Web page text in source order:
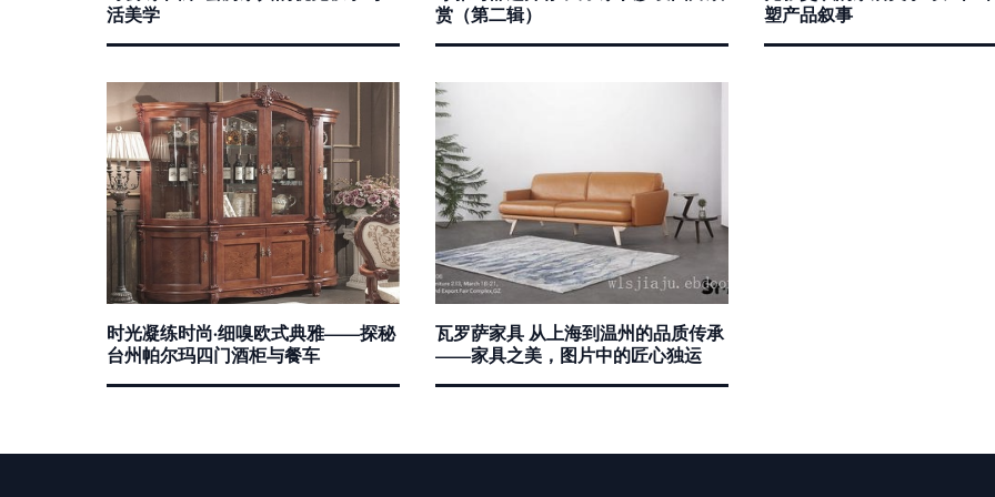
活美学
赏（第二辑）
塑产品叙事
时光凝练时尚·细嗅欧式典雅——探秘
台州帕尔玛四门酒柜与餐车
瓦罗萨家具 从上海到温州的品质传承
——家具之美，图片中的匠心独运